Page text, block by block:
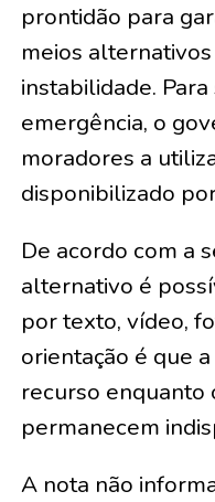
prontidão para
meios
instabilidade.
emergência, o
moradores a
disponibilizado
De acordo com a
alternativo é
por texto, vídeo,
orientação é que
recurso enquanto
permanecem
A nota não